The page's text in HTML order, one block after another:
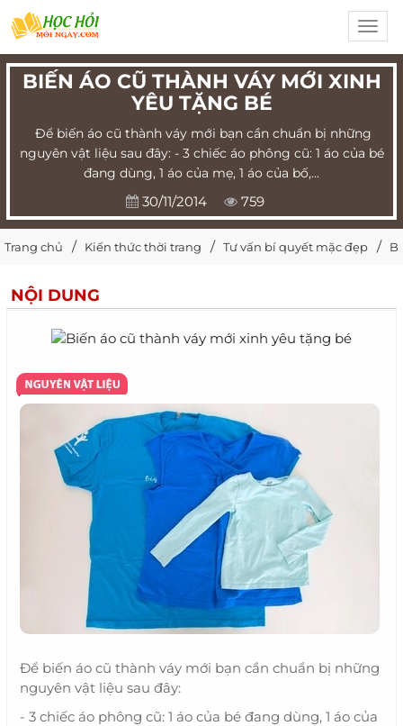
BIẾN ÁO CŨ THÀNH VÁY MỚI XINH
YÊU TẶNG BÉ
Để biến áo cũ thành váy mới bạn cần chuẩn bị những
nguyên vật liệu sau đây: - 3 chiếc áo phông cũ: 1 áo của bé
đang dùng, 1 áo của mẹ, 1 áo của bố,...
30/11/2014 759
Trang chủ Kiến thức thời trang Tư vấn bí quyết mặc đẹp
NỘI DUNG
Để biến áo cũ thành váy mới bạn cần chuẩn bị những
nguyên vật liệu sau đây:
- 3 chiếc áo phông cũ: 1 áo của bé đang dùng, 1 áo của